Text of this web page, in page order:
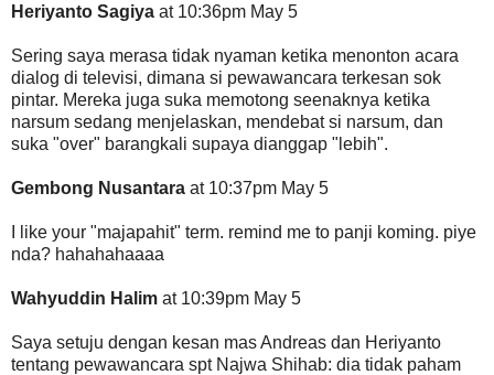
Heriyanto Sagiya at 10:36pm May 5
Sering saya merasa tidak nyaman ketika menonton acara
dialog di televisi, dimana si pewawancara terkesan sok
pintar. Mereka juga suka memotong seenaknya ketika
narsum sedang menjelaskan, mendebat si narsum, dan
suka "over" barangkali supaya dianggap "lebih".
Gembong Nusantara at 10:37pm May 5
I like your "majapahit" term. remind me to panji koming. piye
nda? hahahahaaaa
Wahyuddin Halim at 10:39pm May 5
Saya setuju dengan kesan mas Andreas dan Heriyanto
tentang pewawancara spt Najwa Shihab: dia tidak paham